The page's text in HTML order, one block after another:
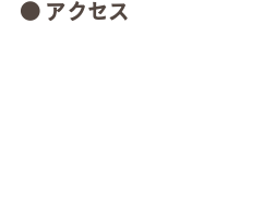
● アクセス